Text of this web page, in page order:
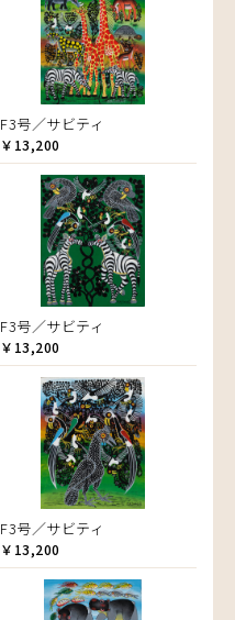
F3号／サビティ
￥13,200
F3号／サビティ
￥13,200
F3号／サビティ
￥13,200